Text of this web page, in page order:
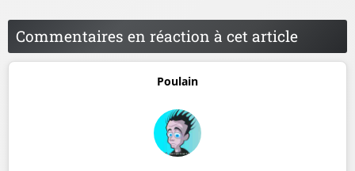
Commentaires en réaction à cet article
Poulain